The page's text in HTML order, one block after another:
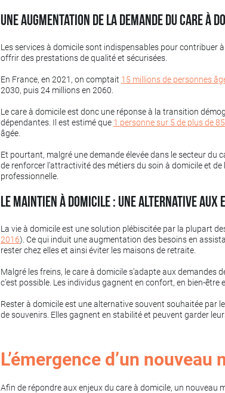
Une augmentation de la demande du care à
Les services à domicile sont indispensables pour contribuer
offrir des prestations de qualité et sécurisées.
En France, en 2021, on comptait 15 millions de personnes
2030, puis 24 millions en 2060.
Le care à domicile est donc une réponse à la transition
dépendantes. Il est estimé que 1 personne sur 5 de plus de
âgée.
Et pourtant, malgré une demande élevée dans le secteur du
de renforcer l’attractivité des métiers du soin à domicile et
professionnelle.
Le maintien à domicile : une alternative aux
La vie à domicile est une solution plébiscitée par la plupart
2016). Ce qui induit une augmentation des besoins en
rester chez elles et ainsi éviter les maisons de retraite.
Malgré les freins, le care à domicile s’adapte aux
c’est possible. Les individus gagnent en confort, en bien-être
Rester à domicile est une alternative souvent souhaitée par
de souvenirs. Elles gagnent en stabilité et peuvent garder
L’émergence d’un
Afin de répondre aux enjeux du care à domicile, un nouveau